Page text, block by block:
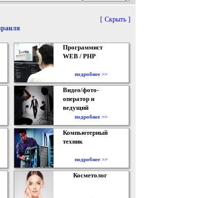
[ Скрыть ]
Программист
WEB / PHP
подробнее >>
Видео/фото-
оператор и
ведущий
подробнее >>
Компьютерный
техник
подробнее >>
Косметолог